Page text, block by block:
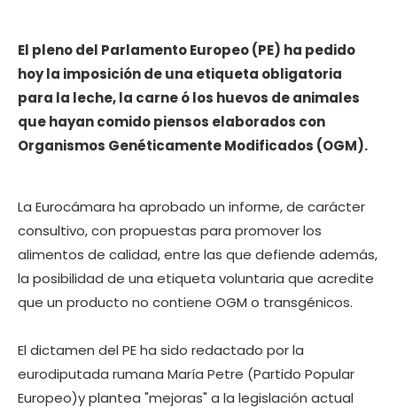
El pleno del Parlamento Europeo (PE) ha pedido
hoy la imposición de una etiqueta obligatoria
para la leche, la carne ó los huevos de animales
que hayan comido piensos elaborados con
Organismos Genéticamente Modificados (OGM).
La Eurocámara ha aprobado un informe, de carácter
consultivo, con propuestas para promover los
alimentos de calidad, entre las que defiende además,
la posibilidad de una etiqueta voluntaria que acredite
que un producto no contiene OGM o transgénicos.
El dictamen del PE ha sido redactado por la
eurodiputada rumana María Petre (Partido Popular
Europeo)y plantea "mejoras" a la legislación actual